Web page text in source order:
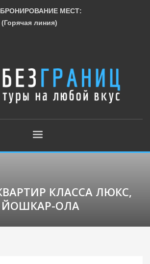
МЕСТ:
линия)
КЛАССА ЛЮКС,
ЙОШКАР-ОЛА